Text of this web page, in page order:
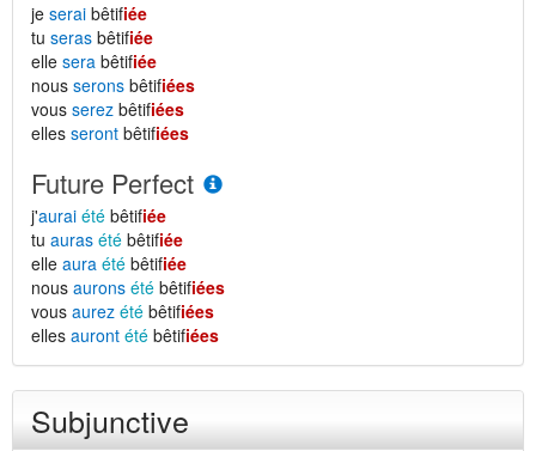
je serai bêtifiée
tu seras bêtifiée
elle sera bêtifiée
nous serons bêtifiées
vous serez bêtifiées
elles seront bêtifiées
Future Perfect
j'aurai été bêtifiée
tu auras été bêtifiée
elle aura été bêtifiée
nous aurons été bêtifiées
vous aurez été bêtifiées
elles auront été bêtifiées
Subjunctive